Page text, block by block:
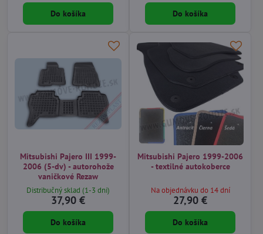
Do košíka Do košíka
Mitsubishi Pajero III 1999-
2006 (5-dv) - autorohože
vaničkové Rezaw
Distribučný sklad (1-3 dni)
37,90 €
Do košíka
Mitsubishi Pajero 1999-2006
- textilné autokoberce
Na objednávku do 14 dní
27,90 €
Do košíka